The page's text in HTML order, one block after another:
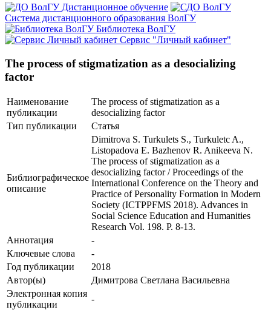
Дистанционное обучение
Система дистанционного образования ВолГУ
Библиотека ВолГУ
Сервис "Личный кабинет"
The process of stigmatization as a desocializing
factor
Наименование
публикации
The process of stigmatization as a
desocializing factor
Тип публикации
Статья
Библиографическое
описание
Dimitrova S. Turkulets S., Turkuletc A.,
Listopadova E. Bazhenov R. Anikeeva N.
The process of stigmatization as a
desocializing factor / Proceedings of the
International Conference on the Theory and
Practice of Personality Formation in Modern
Society (ICTPPFMS 2018). Advances in
Social Science Education and Humanities
Research Vol. 198. P. 8-13.
Аннотация
-
Ключевые cлова
-
Год публикации
2018
Автор(ы)
Димитрова Светлана Васильевна
Электронная копия
публикации
-